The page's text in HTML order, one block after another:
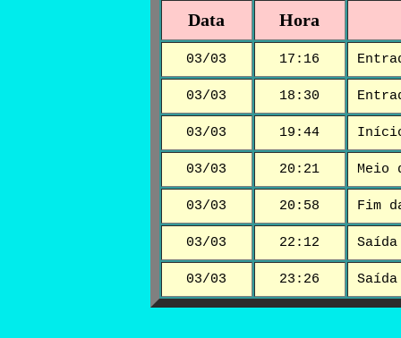
Data Hora
03/03 17:16
03/03 18:30
03/03 19:44
03/03 20:21 Meio
03/03 20:58 Fim
03/03 22:12
03/03 23:26